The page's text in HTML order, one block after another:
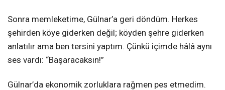
Sonra memleketime, Gülnar’a geri döndüm. Herkes
şehirden köye giderken değil; köyden şehre giderken
anlatılır ama ben tersini yaptım. Çünkü içimde hâlâ aynı
ses vardı: “Başaracaksın!”
Gülnar’da ekonomik zorluklara rağmen pes etmedim.